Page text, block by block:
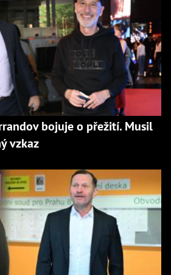
bojuje o přežití. Musil
vzkaz